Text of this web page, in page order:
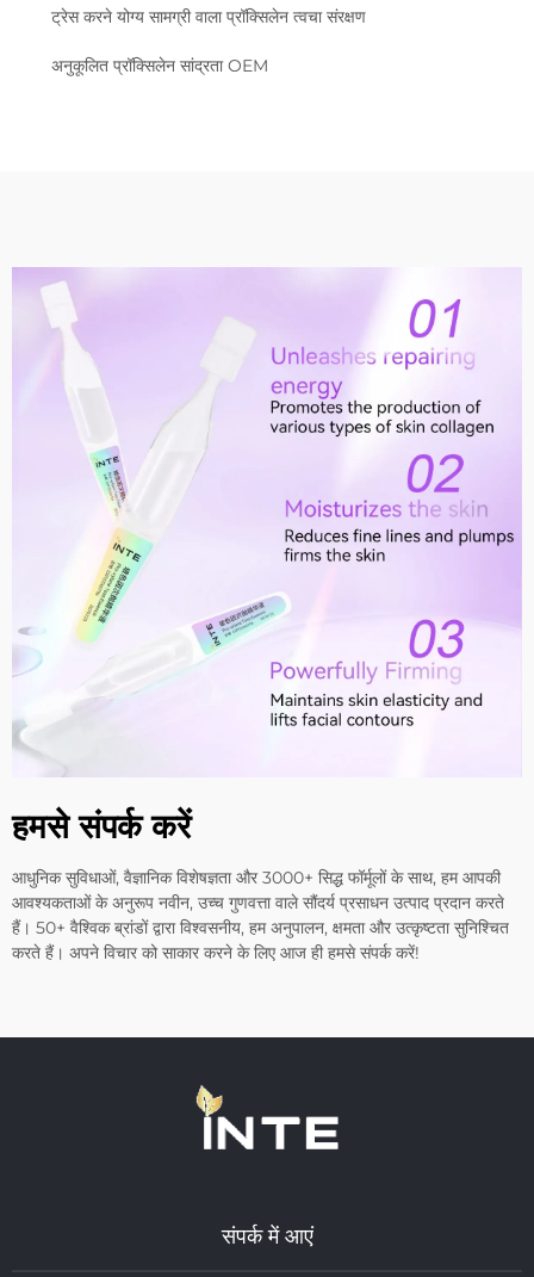
ट्रेस करने योग्य सामग्री वाला प्रॉक्सिलेन त्वचा संरक्षण
अनुकूलित प्रॉक्सिलेन सांद्रता OEM
हमसे संपर्क करें
आधुनिक सुविधाओं, वैज्ञानिक विशेषज्ञता और 3000+ सिद्ध फॉर्मूलों के साथ, हम आपकी
आवश्यकताओं के अनुरूप नवीन, उच्च गुणवत्ता वाले सौंदर्य प्रसाधन उत्पाद प्रदान करते
हैं। 50+ वैश्विक ब्रांडों द्वारा विश्वसनीय, हम अनुपालन, क्षमता और उत्कृष्टता सुनिश्चित
करते हैं। अपने विचार को साकार करने के लिए आज ही हमसे संपर्क करें!
संपर्क में आएं